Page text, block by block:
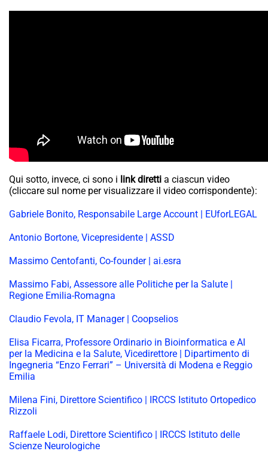
Qui sotto, invece, ci sono i link diretti a ciascun video
(cliccare sul nome per visualizzare il video corrispondente):
Gabriele Bonito, Responsabile Large Account | EUforLEGAL
Antonio Bortone, Vicepresidente | ASSD
Massimo Centofanti, Co-founder | ai.esra
Massimo Fabi, Assessore alle Politiche per la Salute |
Regione Emilia-Romagna
Claudio Fevola, IT Manager | Coopselios
Elisa Ficarra, Professore Ordinario in Bioinformatica e AI
per la Medicina e la Salute, Vicedirettore | Dipartimento di
Ingegneria “Enzo Ferrari” – Università di Modena e Reggio
Emilia
Milena Fini, Direttore Scientifico | IRCCS Istituto Ortopedico
Rizzoli
Raffaele Lodi, Direttore Scientifico | IRCCS Istituto delle
Scienze Neurologiche